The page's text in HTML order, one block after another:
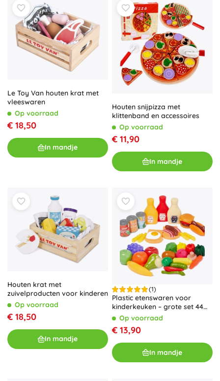
Le Toy Van houten krat met
vleeswaren
Op voorraad
€ 18,50
In mandje
Houten snijpizza met
klittenband en accessoires
Op voorraad
€ 11,90
In mandje
Houten krat met
zuivelproducten voor kinderen
Op voorraad
€ 18,50
In mandje
(1)
Plastic etenswaren voor
kinderkeuken – grote set 44
stuks CASDON
Op voorraad
€ 13,90
In mandje